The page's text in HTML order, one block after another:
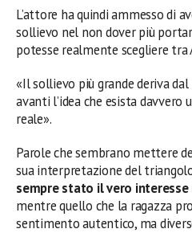
L’attore ha quindi ammesso di
sollievo nel non dover più
potesse realmente scegliere tra
«Il sollievo più grande deriva
avanti l’idea che esista davvero
reale».
Parole che sembrano mettere
sua interpretazione del
sempre stato il vero interesse
mentre quello che la ragazza
sentimento autentico, ma